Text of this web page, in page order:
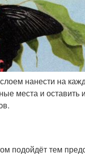
нанести на
места и оставить
подойдёт тем